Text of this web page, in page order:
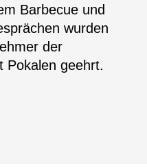
Barbecue und
wurden
der
Pokalen geehrt.